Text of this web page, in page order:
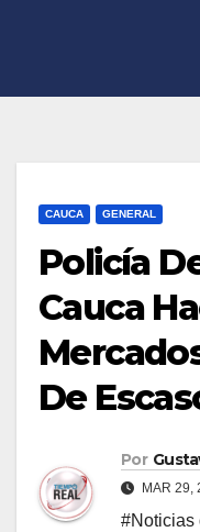
CAUCA GENERAL
Policía
Cauca
De
Por
MAR 29,
#Noticias